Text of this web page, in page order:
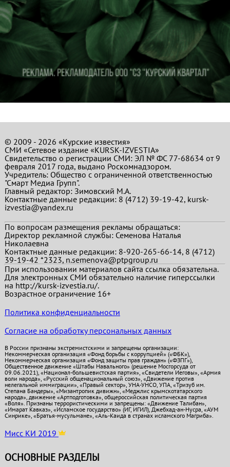
© 2009 - 2026 «Курские известия»
СМИ «Сетевое издание «KURSK-IZVESTIA»
Свидетельство о регистрации СМИ: ЭЛ № ФС 77-68634 от 9
февраля 2017 года, выдано Роскомнадзором.
Учредитель: Общество с ограниченной ответственностью
"Смарт Медиа Групп".
Главный редактор:Зимовский М.А.
Контактные данные редакции: 8 (4712) 39-19-42, kursk-
izvestia@yandex.ru
По вопросам размещения рекламы обращаться:
Директор рекламной службы: Семенова Наталья
Николаевна
Контактные данные редакции: 8-920-265-66-14, 8 (4712)
39-19-42 *2323, n.semenova@ptpgroup.ru
При использовании материалов сайта ссылка обязательна.
Для электронных СМИ обязательно наличие гиперссылки
на http://kursk-izvestia.ru/.
Возрастное ограничение 16+
Политика конфиденциальности
Согласие на обработку персональных данных
В России признаны экстремистскими и запрещены организации:
Некоммерческая организация «Фонд борьбы с коррупцией» («ФБК»),
Некоммерческая организация «Фонд защиты прав граждан» («ФЗПГ»),
Общественное движение «Штабы Навального» (решение Мосгорсуда от
09.06.2021), «Национал-большевистская партия», «Свидетели Иеговы», «Армия
воли народа», «Русский общенациональный союз», «Движение против
нелегальной иммиграции», «Правый сектор», УНА-УНСО, УПА, «Тризуб им.
Степана Бандеры», «Мизантропик дивижн», «Меджлис крымскотатарского
народа», движение «Артподготовка», общероссийская политическая партия
«Воля». Признаны террористическими и запрещены: «Движение Талибан»,
«Имарат Кавказ», «Исламское государство» (ИГ, ИГИЛ), Джебхад-ан-Нусра, «АУМ
Синрике», «Братья-мусульмане», «Аль-Каида в странах исламского Магриба».
Мисс КИ 2019
ОСНОВНЫЕ РАЗДЕЛЫ